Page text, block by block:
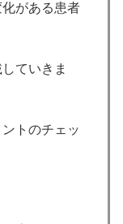
がある患者
ていきま
トのチェッ